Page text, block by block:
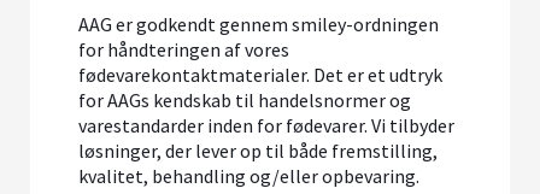
AAG er godkendt gennem smiley-ordningen
for håndteringen af vores
fødevarekontaktmaterialer. Det er et udtryk
for AAGs kendskab til handelsnormer og
varestandarder inden for fødevarer. Vi tilbyder
løsninger, der lever op til både fremstilling,
kvalitet, behandling og/eller opbevaring.